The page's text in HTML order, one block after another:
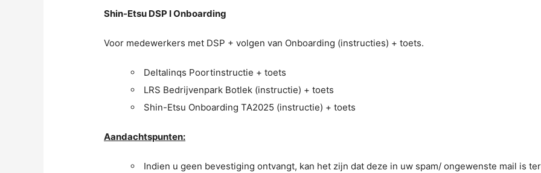
Shin-Etsu DSP I Onboarding
Voor medewerkers met DSP + volgen van Onboarding (instructies) + toets.
Deltalinqs Poortinstructie + toets
LRS Bedrijvenpark Botlek (instructie) + toets
Shin-Etsu Onboarding TA2025 (instructie) + toets
Aandachtspunten:
Indien u geen bevestiging ontvangt, kan het zijn dat deze in uw spam/ ongewenste mail is